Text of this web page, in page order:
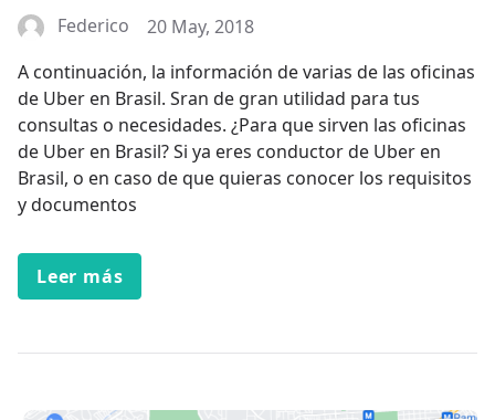
Federico
20 May, 2018
A continuación, la información de varias de las oficinas
de Uber en Brasil. Sran de gran utilidad para tus
consultas o necesidades. ¿Para que sirven las oficinas
de Uber en Brasil? Si ya eres conductor de Uber en
Brasil, o en caso de que quieras conocer los requisitos
y documentos
Leer más